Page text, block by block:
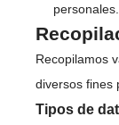
personales.
Recopilamos
diversos fines
Tipos de